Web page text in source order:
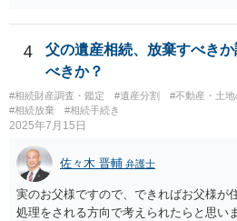
4
父の遺産相続、放棄すべき
べきか？
#相続財産調査・鑑定 #遺産分割 #不動産・土
#相続放棄
#相続手続き
2025年7月15日
佐々木 晋輔 弁護士
実のお父様ですので、できればお父様が
処理をされる方向で考えられたらと思い